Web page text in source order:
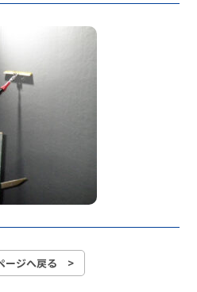
ージへ戻る >